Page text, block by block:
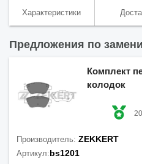
Характеристики
Предложения по
Комплект
колодок
20
Производитель: ZEKKERT
Артикул:bs1201